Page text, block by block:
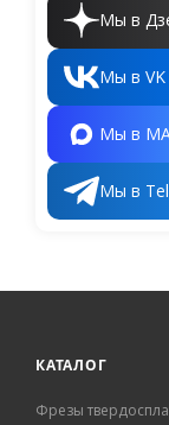
Мы в
Мы в VK
Мы в
Мы в
КАТАЛОГ
Фрезы